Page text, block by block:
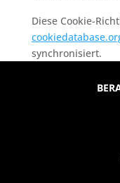
Diese Cookie-
synchronisiert.